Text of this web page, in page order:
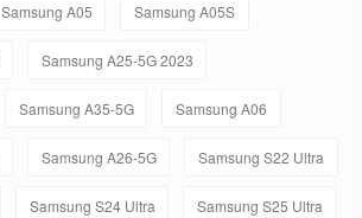
Samsung A05 Samsung A05S
Samsung A25-5G 2023
Samsung A35-5G Samsung A06
Samsung A26-5G Samsung S22 Ultra
Samsung S24 Ultra Samsung S25 Ultra